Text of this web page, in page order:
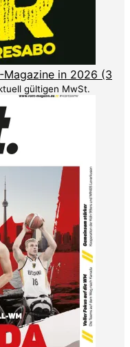
in 2026 (3
gültigen MwSt.